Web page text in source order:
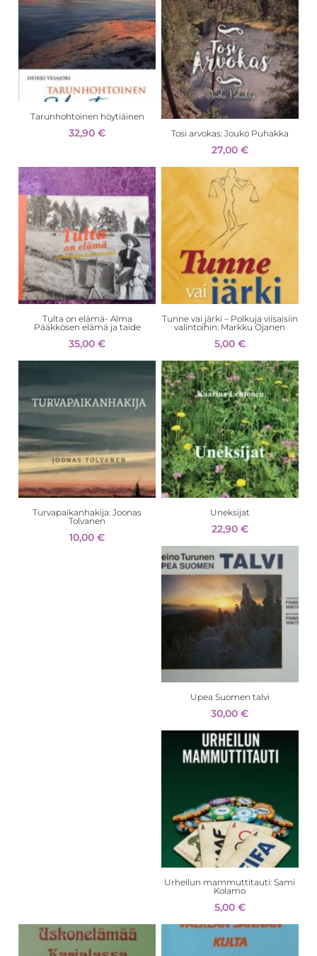
Tarunhohtoinen höytiäinen
32,90€ Tosi arvokas: Jouko Puhakka
27,00 €
Tulta on elämä- Alma
Pääkkösen elämä ja taide
35,00€
Tunne vai järki – Polkuja viisaisiin
valintoihin: Markku Ojanen
5,00 €
Turvapaikanhakija: Joonas
Tolvanen
10,00€
Uneksijat
22,90 €
Upea Suomen talvi
30,00€
Urheilun mammuttitauti: Sami
Kolamo
5,00 €